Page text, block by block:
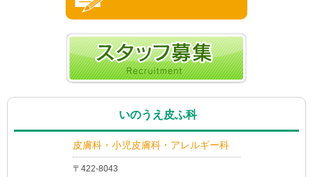
いのうえ皮ふ科
皮膚科・小児皮膚科・アレルギー科
〒422-8043